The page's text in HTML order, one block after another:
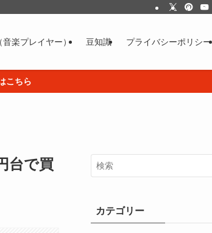
音楽プレイヤー） 豆知識 プライバシーポリシー
こちら
台で買
カテゴリー